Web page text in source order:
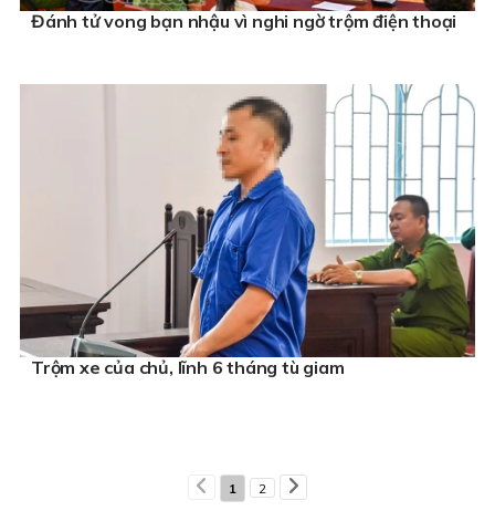
Đánh tử vong bạn nhậu vì nghi ngờ trộm điện thoại
Trộm xe của chủ, lĩnh 6 tháng tù giam
1 2